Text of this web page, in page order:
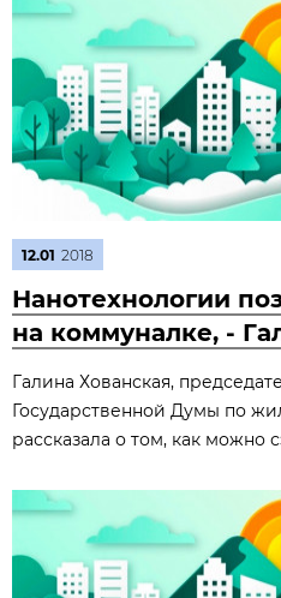
12.01 2018
Нанотехнологии
на коммуналке, -
Галина Хованская,
Государственной Думы по
рассказала о том, как можно